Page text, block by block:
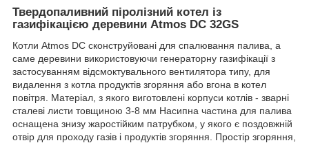
Твердопаливний піролізний котел із
газифікацією деревини Atmos DC 32GS
Котли Atmos DC сконструйовані для спалювання палива, а
саме деревини використовуючи генераторну газифікації з
застосуванням відсмоктувального вентилятора типу, для
видалення з котла продуктів згоряння або вгона в котел
повітря. Матеріал, з якого виготовлені корпуси котлів - зварні
сталеві листи товщиною 3-8 мм Насипна частина для палива
оснащена знизу жаростійким патрубком, у якого є поздовжній
отвір для проходу газів і продуктів згоряння. Простір згоряння,